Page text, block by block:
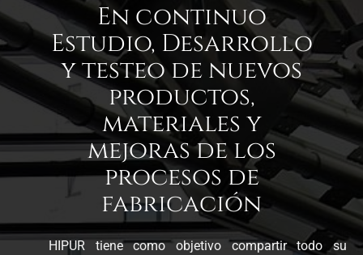
En continuo
Estudio, Desarrollo
y testeo de nuevos
productos,
materiales y
mejoras de los
procesos de
fabricación
HIPUR tiene como objetivo compartir todo su